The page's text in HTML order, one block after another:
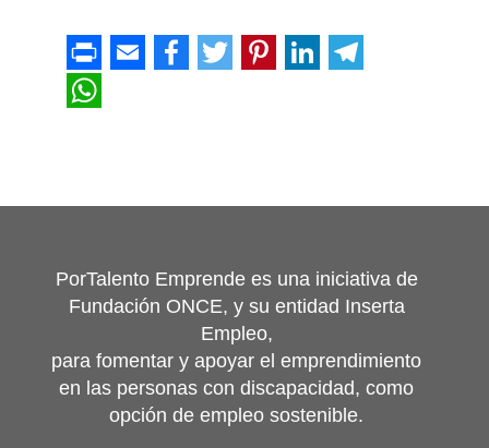
PorTalento Emprende es una iniciativa de
Fundación ONCE, y su entidad Inserta
Empleo,
para fomentar y apoyar el emprendimiento
en las personas con discapacidad, como
opción de empleo sostenible.